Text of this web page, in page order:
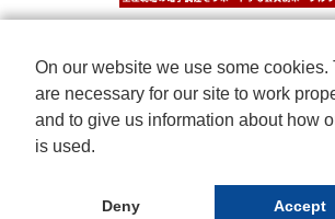
On our website we use some cookies.
are necessary for our site to work
and to give us information about how
is used.
Deny Accept